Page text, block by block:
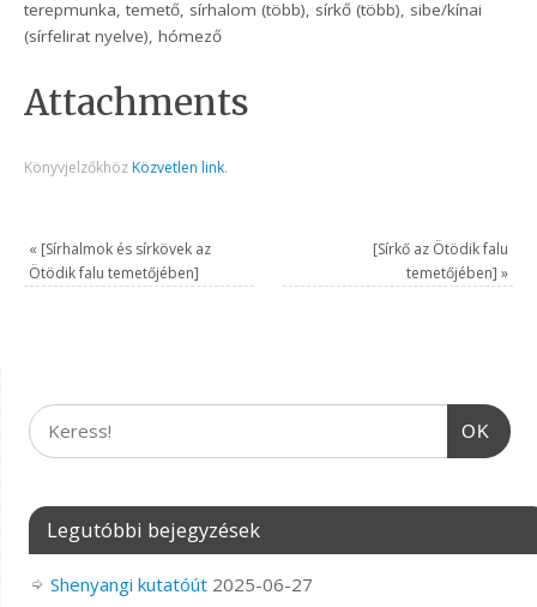
terepmunka, temető, sírhalom (több), sírkő (több), sibe/kínai
(sírfelirat nyelve), hómező
Attachments
Könyvjelzőkhöz Közvetlen link.
« [Sírhalmok és sírkövek az
Ötödik falu temetőjében]
[Sírkő az Ötödik falu
temetőjében] »
OK
Legutóbbi bejegyzések
Shenyangi kutatóút 2025-06-27